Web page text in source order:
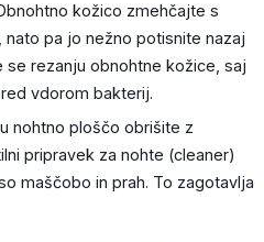
kožico zmehčajte s
pa jo nežno potisnite nazaj
se rezanju obnohtne kožice, saj
vdorom bakterij.
nohtno ploščo obrišite z
pripravek za nohte (cleaner)
maščobo in prah. To zagotavlja